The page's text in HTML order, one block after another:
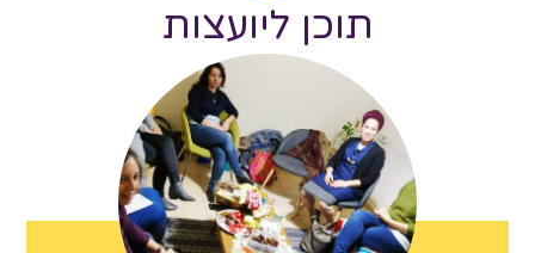
תוכן ליועצות